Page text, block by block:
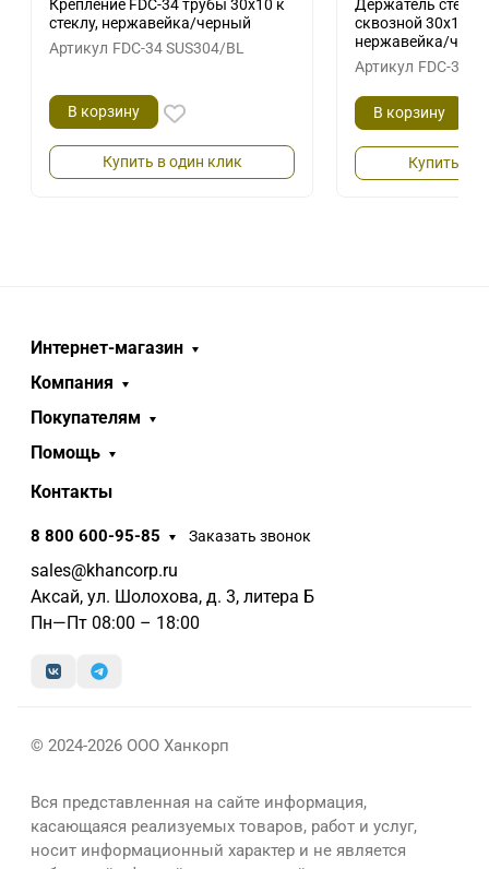
Крепление FDC-34 трубы 30х10 к
стеклу, нержавейка/черный
Артикул FDC-34 SUS304/BL
В корзину
Купить в один клик
Держатель стекла
сквозной 30х10
нержавейка/
Артикул FDC-31
В корзину
Купить в
Интернет-магазин
Компания
Покупателям
Помощь
Контакты
8 800 600-95-85 Заказать звонок
sales@khancorp.ru
Аксай, ул. Шолохова, д. 3, литера Б
Пн—Пт 08:00 – 18:00
© 2024-2026 ООО Ханкорп
Вся представленная на сайте информация,
касающаяся реализуемых товаров, работ и услуг,
носит информационный характер и не является